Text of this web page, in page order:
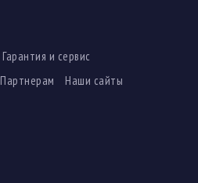
Гарантия и сервис
Партнерам
Наши сайты